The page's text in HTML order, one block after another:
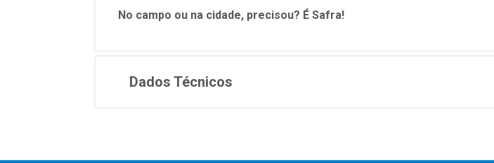
No campo ou na cidade, precisou? É Safra!
Dados Técnicos